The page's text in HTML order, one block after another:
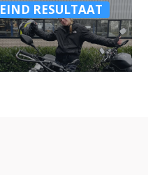
EIND RESULTAAT